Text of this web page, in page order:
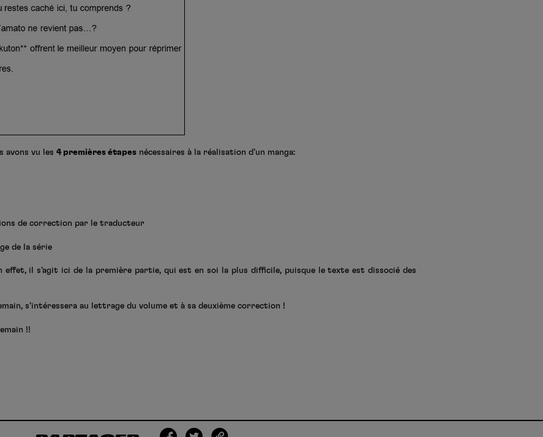
avons vu les 4 premières étapes nécessaires à la réalisation d’un manga:
de correction par le traducteur
de la série
effet, il s’agit ici de la première partie, qui est en soi la plus difficile, puisque le texte est dissocié des
s’intéressera au lettrage du volume et à sa deuxième correction !
!!